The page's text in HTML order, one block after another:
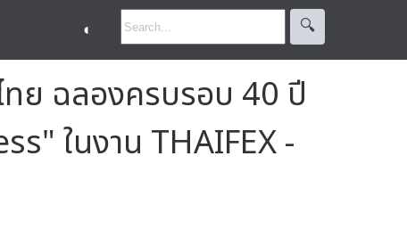
◐ 🔍︎
ทย ฉลองครบรอบ 40 ปี
ในงาน THAIFEX -